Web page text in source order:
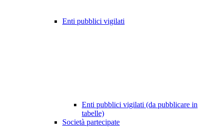
Enti pubblici vigilati
Enti pubblici vigilati (da pubblicare in
tabelle)
Società partecipate